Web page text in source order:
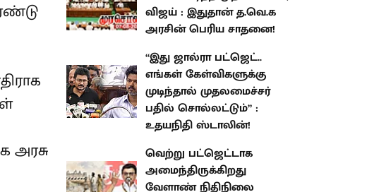
“இது ஜால்ரா பட்ஜெட்.. எங்கள்
கேள்விகளுக்கு முடிந்தால்
: உதயநிதி ஸ்டாலின்!
வெற்று பட்ஜெட்டாக
அமைந்திருக்கிறது வேளாண்
நிதிநிலை அறிக்கை : கழகத்
விமர்சனம்!